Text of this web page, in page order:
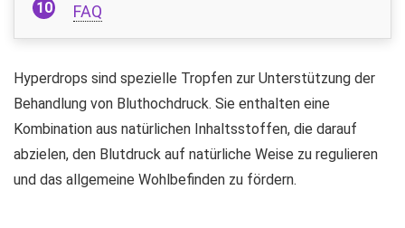
FAQ
Hyperdrops sind spezielle Tropfen zur Unterstützung der
Behandlung von Bluthochdruck. Sie enthalten eine
Kombination aus natürlichen Inhaltsstoffen, die darauf
abzielen, den Blutdruck auf natürliche Weise zu regulieren
und das allgemeine Wohlbefinden zu fördern.